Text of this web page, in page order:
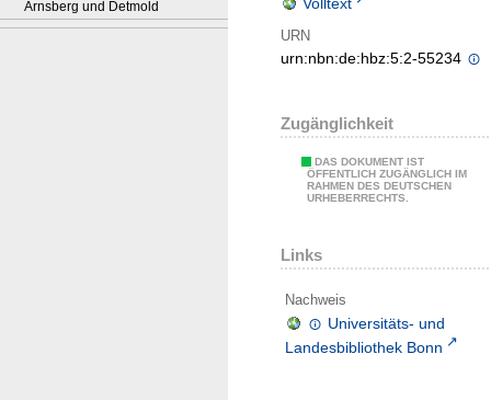
Arnsberg und Detmold
Volltext
URN
urn:nbn:de:hbz:5:2-55234
Zugänglichkeit
DAS DOKUMENT IST
ÖFFENTLICH ZUGÄNGLICH IM
RAHMEN DES DEUTSCHEN
URHEBERRECHTS.
Links
Nachweis
Universitäts- und
Landesbibliothek Bonn